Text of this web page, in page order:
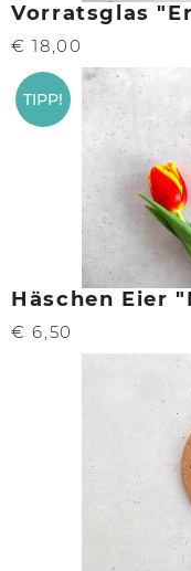
Vorratsglas
€ 18,00
TIPP!
Häschen Eier
€ 6,50